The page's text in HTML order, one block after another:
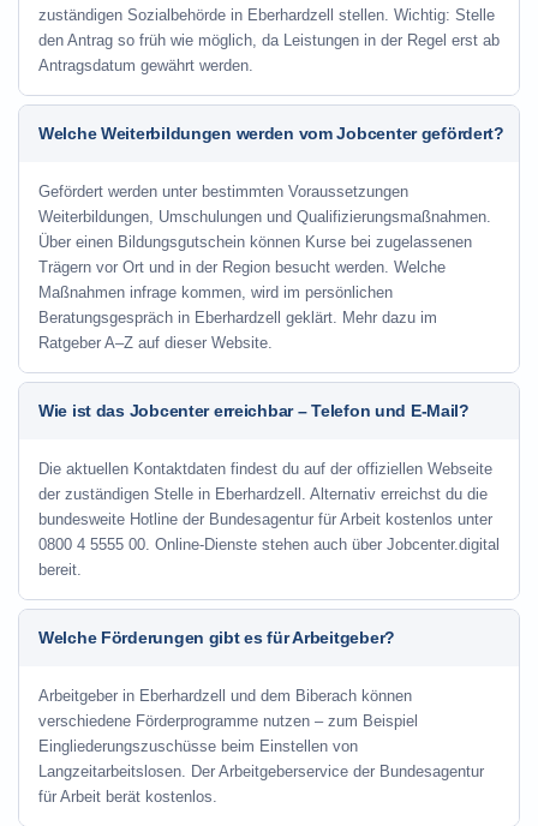
zuständigen Sozialbehörde in Eberhardzell stellen. Wichtig: Stelle
den Antrag so früh wie möglich, da Leistungen in der Regel erst ab
Antragsdatum gewährt werden.
Welche Weiterbildungen werden vom Jobcenter gefördert?
Gefördert werden unter bestimmten Voraussetzungen
Weiterbildungen, Umschulungen und Qualifizierungsmaßnahmen.
Über einen Bildungsgutschein können Kurse bei zugelassenen
Trägern vor Ort und in der Region besucht werden. Welche
Maßnahmen infrage kommen, wird im persönlichen
Beratungsgespräch in Eberhardzell geklärt. Mehr dazu im
Ratgeber A–Z auf dieser Website.
Wie ist das Jobcenter erreichbar – Telefon und E-Mail?
Die aktuellen Kontaktdaten findest du auf der offiziellen Webseite
der zuständigen Stelle in Eberhardzell. Alternativ erreichst du die
bundesweite Hotline der Bundesagentur für Arbeit kostenlos unter
0800 4 5555 00. Online-Dienste stehen auch über Jobcenter.digital
bereit.
Welche Förderungen gibt es für Arbeitgeber?
Arbeitgeber in Eberhardzell und dem Biberach können
verschiedene Förderprogramme nutzen – zum Beispiel
Eingliederungszuschüsse beim Einstellen von
Langzeitarbeitslosen. Der Arbeitgeberservice der Bundesagentur
für Arbeit berät kostenlos.